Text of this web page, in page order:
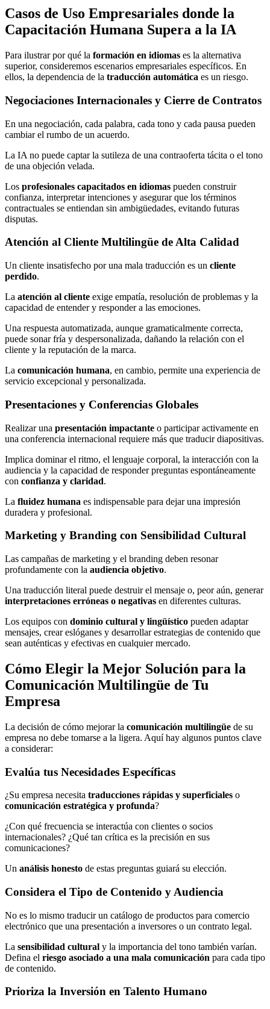
Casos de Uso Empresariales donde la
Capacitación Humana Supera a la IA
Para ilustrar por qué la formación en idiomas es la alternativa
superior, consideremos escenarios empresariales específicos. En
ellos, la dependencia de la traducción automática es un riesgo.
Negociaciones Internacionales y Cierre de Contratos
En una negociación, cada palabra, cada tono y cada pausa pueden
cambiar el rumbo de un acuerdo.
La IA no puede captar la sutileza de una contraoferta tácita o el tono
de una objeción velada.
Los profesionales capacitados en idiomas pueden construir
confianza, interpretar intenciones y asegurar que los términos
contractuales se entiendan sin ambigüedades, evitando futuras
disputas.
Atención al Cliente Multilingüe de Alta Calidad
Un cliente insatisfecho por una mala traducción es un cliente
perdido.
La atención al cliente exige empatía, resolución de problemas y la
capacidad de entender y responder a las emociones.
Una respuesta automatizada, aunque gramaticalmente correcta,
puede sonar fría y despersonalizada, dañando la relación con el
cliente y la reputación de la marca.
La comunicación humana, en cambio, permite una experiencia de
servicio excepcional y personalizada.
Presentaciones y Conferencias Globales
Realizar una presentación impactante o participar activamente en
una conferencia internacional requiere más que traducir diapositivas.
Implica dominar el ritmo, el lenguaje corporal, la interacción con la
audiencia y la capacidad de responder preguntas espontáneamente
con confianza y claridad.
La fluidez humana es indispensable para dejar una impresión
duradera y profesional.
Marketing y Branding con Sensibilidad Cultural
Las campañas de marketing y el branding deben resonar
profundamente con la audiencia objetivo.
Una traducción literal puede destruir el mensaje o, peor aún, generar
interpretaciones erróneas o negativas en diferentes culturas.
Los equipos con dominio cultural y lingüístico pueden adaptar
mensajes, crear eslóganes y desarrollar estrategias de contenido que
sean auténticas y efectivas en cualquier mercado.
Cómo Elegir la Mejor Solución para la
Comunicación Multilingüe de Tu
Empresa
La decisión de cómo mejorar la comunicación multilingüe de su
empresa no debe tomarse a la ligera. Aquí hay algunos puntos clave
a considerar:
Evalúa tus Necesidades Específicas
¿Su empresa necesita traducciones rápidas y superficiales o
comunicación estratégica y profunda?
¿Con qué frecuencia se interactúa con clientes o socios
internacionales? ¿Qué tan crítica es la precisión en sus
comunicaciones?
Un análisis honesto de estas preguntas guiará su elección.
Considera el Tipo de Contenido y Audiencia
No es lo mismo traducir un catálogo de productos para comercio
electrónico que una presentación a inversores o un contrato legal.
La sensibilidad cultural y la importancia del tono también varían.
Defina el riesgo asociado a una mala comunicación para cada tipo
de contenido.
Prioriza la Inversión en Talento Humano